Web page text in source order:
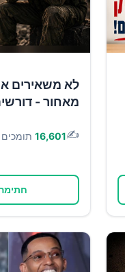
לא משאירים
מאחור -
✍️
16,601 תומכים